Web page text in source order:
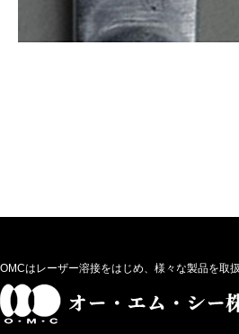
OMCはレーザー溶接をはじめ、様々な製品を取